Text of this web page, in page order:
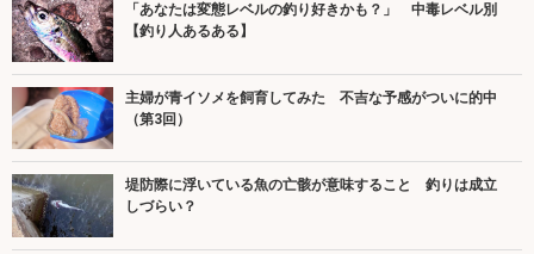
「あなたは変態レベルの釣り好きかも？」 中毒レベル別
【釣り人あるある】
主婦が青イソメを飼育してみた 不吉な予感がついに的中
（第3回）
堤防際に浮いている魚の亡骸が意味すること 釣りは成立
しづらい？